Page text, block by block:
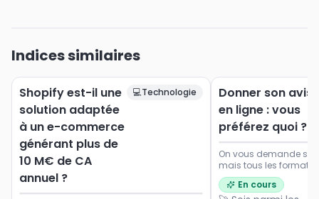
Indices similaires
Shopify est-il une
solution adaptée
à un e-commerce
générant plus de
10 M€ de CA
annuel ?
💻Technologie
Donner son avis
en ligne : vous
préférez quoi ?
On vous demande
mais tous les formats
Dites-nous ce qui
envie de participer.
En cours